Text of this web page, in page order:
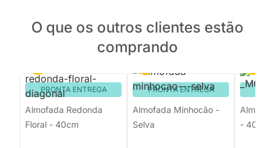
O que os outros clientes estão
comprando
PRONTA ENTREGA
Almofada Redonda
Floral - 40cm
PRONTA ENTREGA
Almofada Minhocão -
Selva
-